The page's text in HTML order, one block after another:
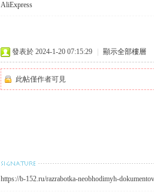
AliExpress
發表於 2024-1-20 07:15:29 顯示全部樓層
此帖僅作者可見
https://b-152.ru/razrabotka-neobhodimyh-